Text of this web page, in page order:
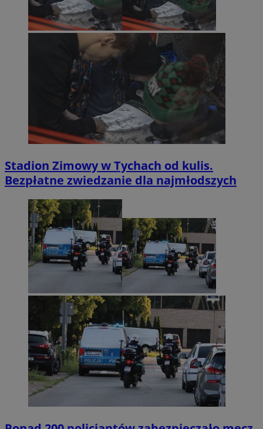
Stadion Zimowy w Tychach od kulis.
Bezpłatne zwiedzanie dla najmłodszych